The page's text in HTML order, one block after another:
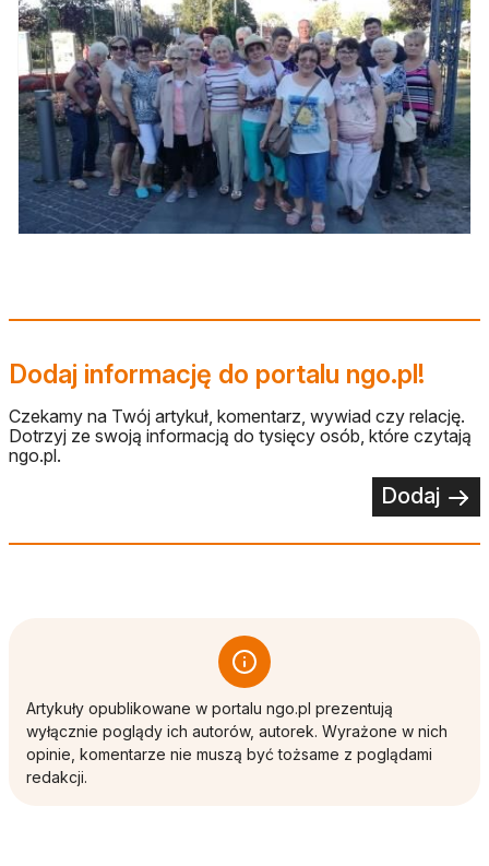
Dodaj informację do portalu ngo.pl!
Czekamy na Twój artykuł, komentarz, wywiad czy relację.
Dotrzyj ze swoją informacją do tysięcy osób, które czytają
ngo.pl.
Dodaj
Artykuły opublikowane w portalu ngo.pl prezentują
wyłącznie poglądy ich autorów, autorek. Wyrażone w nich
opinie, komentarze nie muszą być tożsame z poglądami
redakcji.